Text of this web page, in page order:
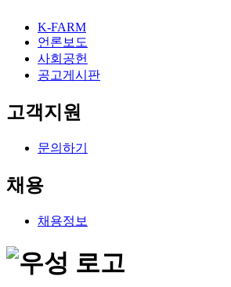
K-FARM
언론보도
사회공헌
공고게시판
고객지원
문의하기
채용
채용정보